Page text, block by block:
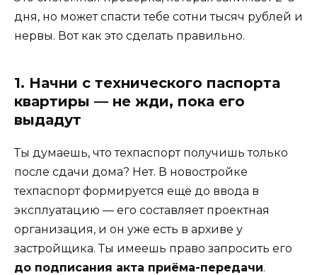
дня, но может спасти тебе сотни тысяч рублей и
нервы. Вот как это сделать правильно.
1. Начни с технического паспорта
квартиры — не жди, пока его
выдадут
Ты думаешь, что техпаспорт получишь только
после сдачи дома? Нет. В новостройке
техпаспорт формируется ещё до ввода в
эксплуатацию — его составляет проектная
организация, и он уже есть в архиве у
застройщика. Ты имеешь право запросить его
до подписания акта приёма-передачи.